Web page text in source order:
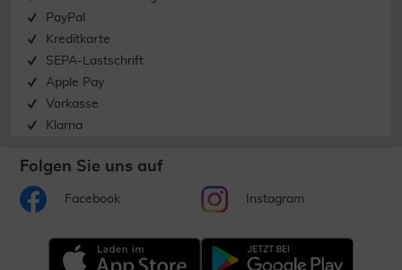
PayPal
Kreditkarte
SEPA-Lastschrift
Apple Pay
Vorkasse
Klarna
Folgen Sie uns auf
Facebook Instagram